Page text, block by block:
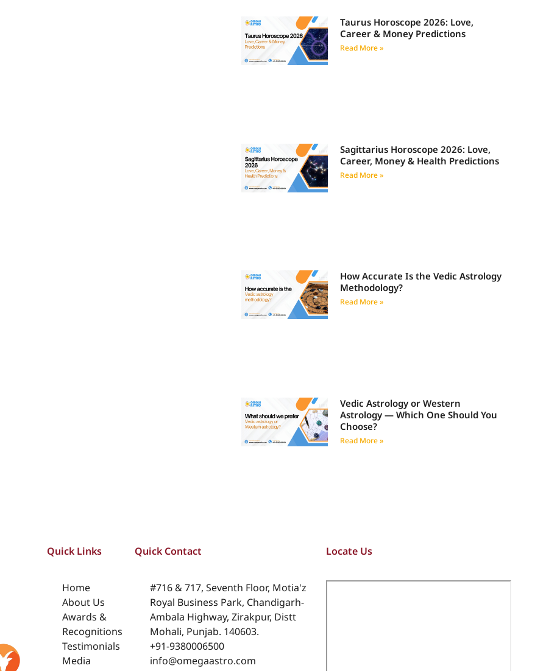
Taurus Horoscope 2026: Love,
Career & Money Predictions
Read More »
Sagittarius Horoscope 2026: Love,
Career, Money & Health Predictions
Read More »
How Accurate Is the Vedic Astrology
Methodology?
Read More »
Vedic Astrology or Western
Astrology — Which One Should You
Choose?
Read More »
Quick Links
Home
About Us
Awards &
Recognitions
Testimonials
Media
Quick Contact
#716 & 717, Seventh Floor, Motia'z
Royal Business Park, Chandigarh-
Ambala Highway, Zirakpur, Distt
Mohali, Punjab. 140603.
+91-9380006500
info@omegaastro.com
Locate Us